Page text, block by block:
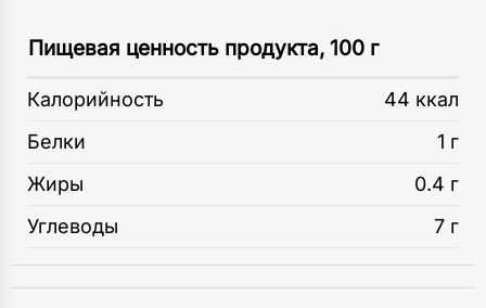
Пищевая ценность продукта, 100 г
Калорийность
44 ккал
Белки
1 г
Жиры
0.4 г
Углеводы
7 г